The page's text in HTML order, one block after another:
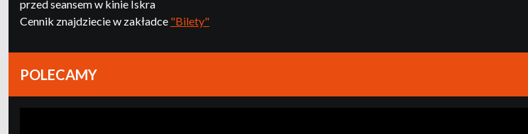
przed seansem w kinie Iskra
Cennik znajdziecie w zakładce "Bilety"
POLECAMY